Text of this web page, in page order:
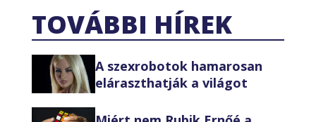
TOVÁBBI HÍREK
A szexrobotok hamarosan
eláraszthatják a világot